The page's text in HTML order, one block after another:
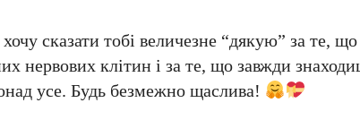
сказати тобі величезне “дякую” за те,
нервових клітин і за те, що завжди
усе. Будь безмежно щаслива!